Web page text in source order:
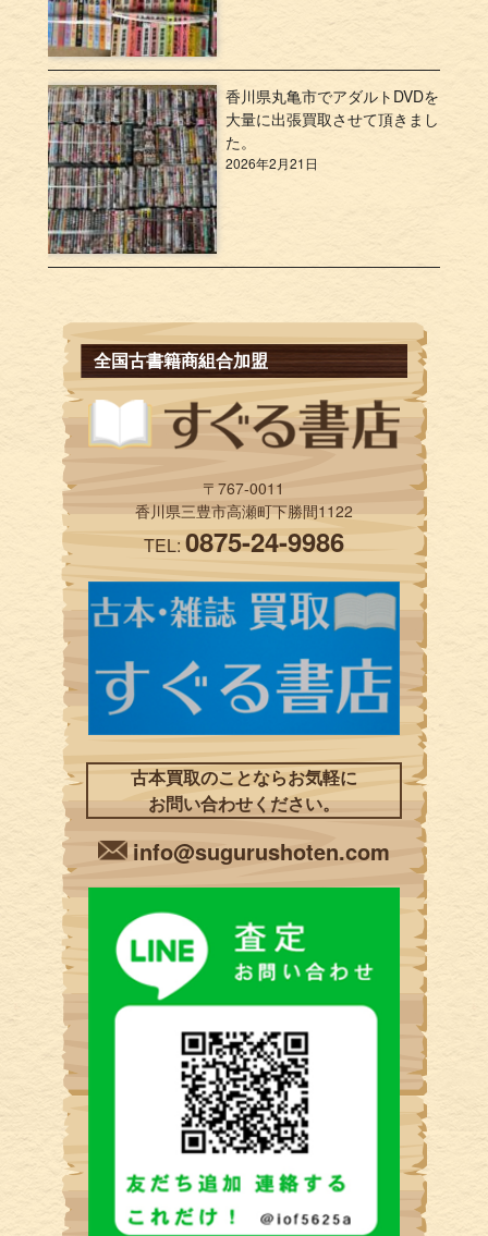
香川県丸亀市でアダルトDVDを
大量に出張買取させて頂きまし
た。
2026年2月21日
全国古書籍商組合加盟
〒767-0011
香川県三豊市高瀬町下勝間1122
TEL:0875-24-9986
古本買取のことならお気軽に
お問い合わせください。
info@sugurushoten.com